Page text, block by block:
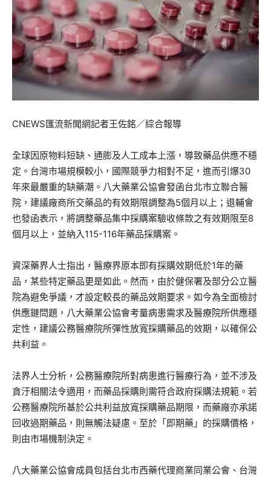
CNEWS匯流新聞網記者王佐銘／綜合報導
全球因原物料短缺、通膨及人工成本上漲，導致藥品供應不穩
定。台灣市場規模較小，國際競爭力相對不足，進而引爆30
年來最嚴重的缺藥潮。八大藥業公協會發函台北市立聯合醫
院，建議廠商所交藥品的有效期限調整為5個月以上；退輔會
也發函表示，將調整藥品集中採購案驗收條款之有效期限至8
個月以上，並納入115-116年藥品採購案。
資深藥界人士指出，醫療界原本即有採購效期低於1年的藥
品，某些特定藥品更是如此。然而，由於健保署及部分公立醫
院為避免爭議，才設定較長的藥品效期要求。如今為全面檢討
供應鏈問題，八大藥業公協會考量病患需求及醫療院所供應穩
定性，建議公務醫療院所彈性放寬採購藥品的效期，以確保公
共利益。
法界人士分析，公務醫療院所對病患進行醫療行為，並不涉及
貪汙相關法令適用，而藥品採購則需符合政府採購法規範。若
公務醫療院所基於公共利益放寬採購藥品期限，而藥廠亦承諾
回收過期藥品，則無觸法疑慮。至於「即期藥」的採購價格，
則由市場機制決定。
八大藥業公協會成員包括台北市西藥代理商業同業公會、台灣